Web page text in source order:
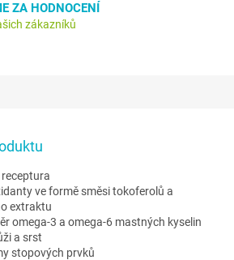
ZA HODNOCENÍ
zákazníků
ve formě směsi tokoferolů a
extraktu
omega-3 a omega-6 mastných kyselin
a srst
stopových prvků